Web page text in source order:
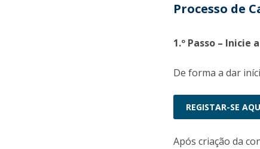
Processo de
1.º Passo – Inicie
De forma a dar
REGISTAR-SE
Após criação da